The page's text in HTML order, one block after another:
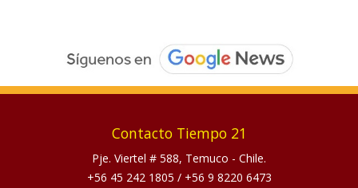
Contacto Tiempo 21
Pje. Viertel # 588, Temuco - Chile.
+56 45 242 1805 / +56 9 8220 6473